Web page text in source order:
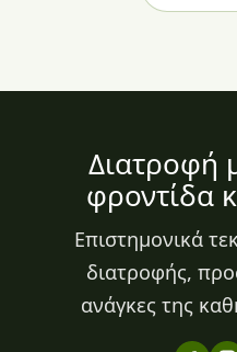
Διατροφή
φροντίδα
Επιστημονικά
διατροφής,
ανάγκες της